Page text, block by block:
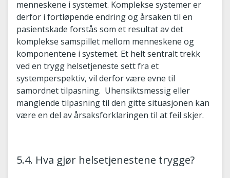
menneskene i systemet. Komplekse systemer er
derfor i fortløpende endring og årsaken til en
pasientskade forstås som et resultat av det
komplekse samspillet mellom menneskene og
komponentene i systemet. Et helt sentralt trekk
ved en trygg helsetjeneste sett fra et
systemperspektiv, vil derfor være evne til
samordnet tilpasning. Uhensiktsmessig eller
manglende tilpasning til den gitte situasjonen kan
være en del av årsaksforklaringen til at feil skjer.
5.4. Hva gjør helsetjenestene trygge?